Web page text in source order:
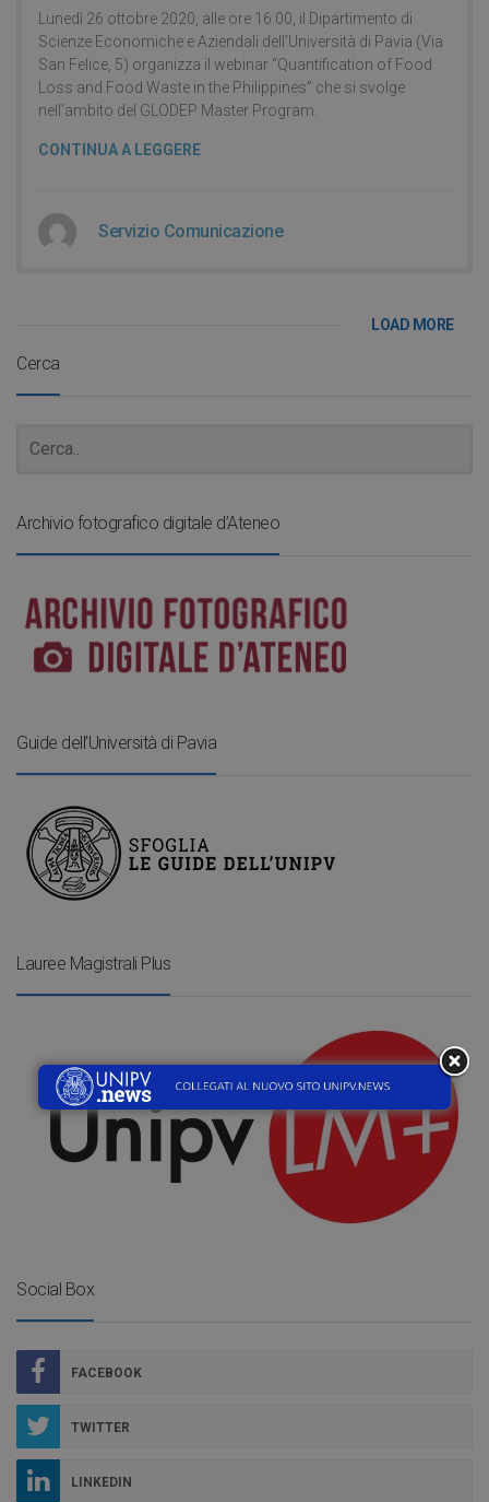
Lunedì 26 ottobre 2020, alle ore 16.00, il Dipartimento di
Scienze Economiche e Aziendali dell’Università di Pavia (Via
San Felice, 5) organizza il webinar “Quantification of Food
Loss and Food Waste in the Philippines” che si svolge
nell’ambito del GLODEP Master Program.
CONTINUA A LEGGERE
Servizio Comunicazione
LOAD MORE
Cerca
Archivio fotografico digitale d’Ateneo
Guide dell’Università di Pavia
Lauree Magistrali Plus
Social Box
FACEBOOK
TWITTER
LINKEDIN